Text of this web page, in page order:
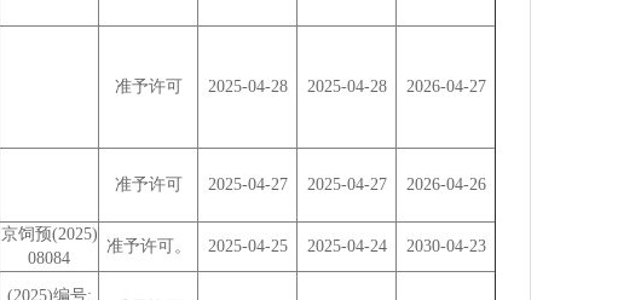
准予许可 2025-04-28 2025-04-28 2026-04-27
准予许可 2025-04-27 2025-04-27 2026-04-26
京饲预(2025)
08084
准予许可。 2025-04-25 2025-04-24 2030-04-23
(2025)编号: